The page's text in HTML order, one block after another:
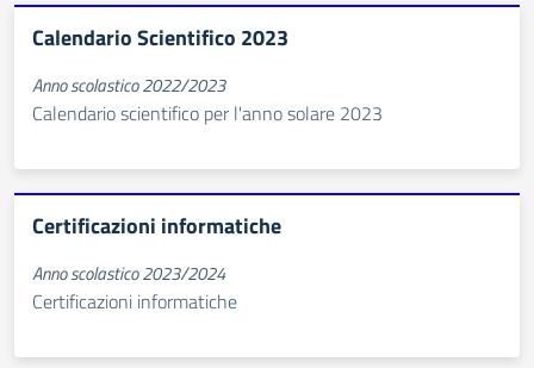
Calendario Scientifico 2023
Anno scolastico 2022/2023
Calendario scientifico per l'anno solare 2023
Certificazioni informatiche
Anno scolastico 2023/2024
Certificazioni informatiche